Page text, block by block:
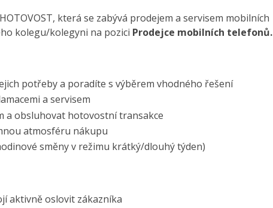
která se zabývá prodejem a servisem mobilních
kolegu/kolegyni na pozici Prodejce mobilních telefonů.
potřeby a poradíte s výběrem vhodného řešení
a servisem
a obsluhovat hotovostní transakce
atmosféru nákupu
směny v režimu krátký/dlouhý týden)
aktivně oslovit zákazníka